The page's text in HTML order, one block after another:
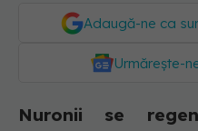
Adaugă-ne ca
Urmărește-
Nuronii se